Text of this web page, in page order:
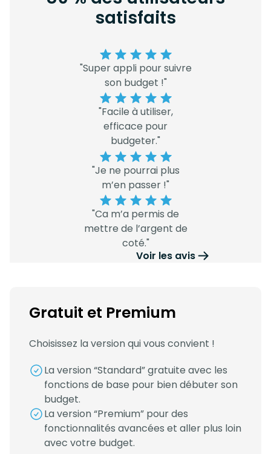
satisfaits
"Super appli pour suivre
son budget !"
"Facile à utiliser,
efficace pour
budgeter."
"Je ne pourrai plus
m’en passer !"
"Ca m’a permis de
mettre de l’argent de
coté."
Voir les avis
Gratuit et Premium
Choisissez la version qui vous convient !
La version “Standard” gratuite avec les
fonctions de base pour bien débuter son
budget.
La version “Premium” pour des
fonctionnalités avancées et aller plus loin
avec votre budget.